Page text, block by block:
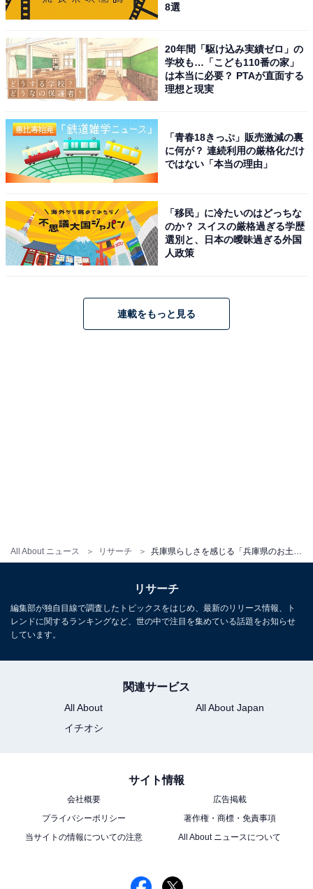
All About ニュース リサーチ
大阪府らしさを感じる「大阪府のお土産」ラン
8選
20年間「駆け込み実績ゼロ」の
学校も…「こども110番の家」
は本当に必要？ PTAが直面する
理想と現実
「青春18きっぷ」販売激減の裏
に何が？ 連続利用の厳格化だけ
ではない「本当の理由」
「移民」に冷たいのはどっちな
のか？ スイスの厳格過ぎる学歴
選別と、日本の曖昧過ぎる外国
人政策
連載をもっと見る
リサーチ
編集部が独自目線で調査したトピックスをはじめ、最新のリリース情報、ト
レンドに関するランキングなど、世の中で注目を集めている話題をお知らせ
しています。
関連サービス
All About
All About Japan
イチオシ
サイト情報
会社概要
広告掲載
プライバシーポリシー
著作権・商標・免責事項
当サイトの情報についての注意
All About ニュースについて